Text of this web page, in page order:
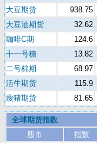
大豆期货
938.75
大豆油期货
32.62
咖啡C期
124.6
十一号糖
13.82
二号棉期
68.97
活牛期货
115.9
瘦猪期货
81.65
全球期货指数
股市
指数